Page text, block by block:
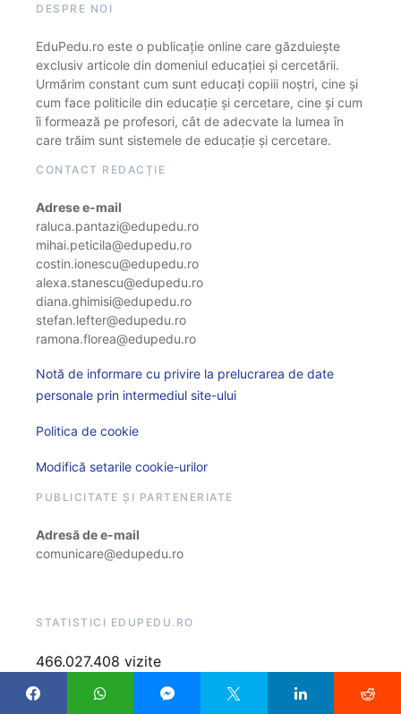
DESPRE NOI
EduPedu.ro este o publicație online care găzduiește
exclusiv articole din domeniul educației și cercetării.
Urmărim constant cum sunt educați copiii noștri, cine și
cum face politicile din educație și cercetare, cine și cum
îi formează pe profesori, cât de adecvate la lumea în
care trăim sunt sistemele de educație și cercetare.
CONTACT REDACȚIE
Adrese e-mail
raluca.pantazi@edupedu.ro
mihai.peticila@edupedu.ro
costin.ionescu@edupedu.ro
alexa.stanescu@edupedu.ro
diana.ghimisi@edupedu.ro
stefan.lefter@edupedu.ro
ramona.florea@edupedu.ro
Notă de informare cu privire la prelucrarea de date
personale prin intermediul site-ului
Politica de cookie
Modifică setarile cookie-urilor
PUBLICITATE ȘI PARTENERIATE
Adresă de e-mail
comunicare@edupedu.ro
STATISTICI EDUPEDU.RO
466.027.408 vizite